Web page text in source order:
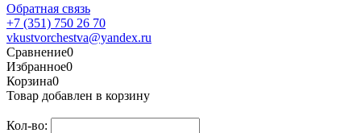
Обратная связь
+7 (351) 750 26 70
vkustvorchestva@yandex.ru
Сравнение0
Избранное0
Корзина0
Товар добавлен в корзину
Кол-во: